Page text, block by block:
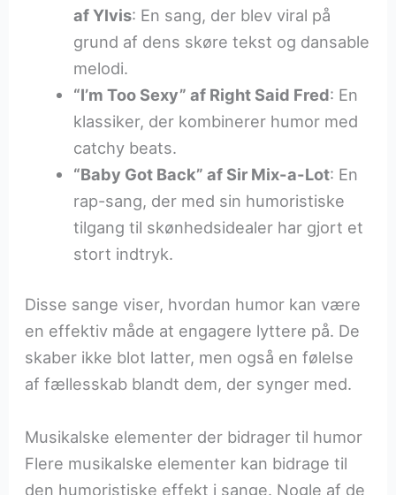
af Ylvis: En sang, der blev viral på
grund af dens skøre tekst og dansable
melodi.
“I’m Too Sexy” af Right Said Fred: En
klassiker, der kombinerer humor med
catchy beats.
“Baby Got Back” af Sir Mix-a-Lot: En
rap-sang, der med sin humoristiske
tilgang til skønhedsidealer har gjort et
stort indtryk.
Disse sange viser, hvordan humor kan være
en effektiv måde at engagere lyttere på. De
skaber ikke blot latter, men også en følelse
af fællesskab blandt dem, der synger med.
Musikalske elementer der bidrager til humor
Flere musikalske elementer kan bidrage til
den humoristiske effekt i sange. Nogle af de